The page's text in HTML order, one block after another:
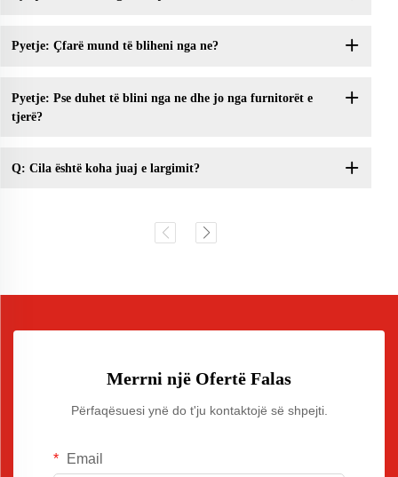
Pyetje: Çfarë mund të bliheni nga ne?
Pyetje: Pse duhet të blini nga ne dhe jo nga furnitorët e
tjerë?
Q: Cila është koha juaj e largimit?
Merrni një Ofertë Falas
Përfaqësuesi ynë do t'ju kontaktojë së shpejti.
Email